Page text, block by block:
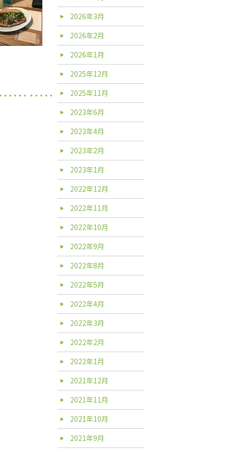
2026年3月
2026年2月
2026年1月
2025年12月
2025年11月
2023年6月
2023年4月
2023年2月
2023年1月
2022年12月
2022年11月
2022年10月
2022年9月
2022年8月
2022年5月
2022年4月
2022年3月
2022年2月
2022年1月
2021年12月
2021年11月
2021年10月
2021年9月